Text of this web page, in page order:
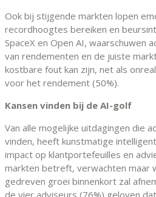
Ook bij stijgende markten lopen
recordhoogtes bereiken en
SpaceX en Open AI, waarschuwen
van rendementen en de juiste
kostbare fout kan zijn, net als
voor het rendement (50%).
Kansen vinden bij de AI-golf
Van alle mogelijke uitdagingen die
vinden, heeft kunstmatige
impact op klantportefeuilles en
markten betreft, verwachten maar
gedreven groei binnenkort zal
de vier adviseurs (76%) geloven